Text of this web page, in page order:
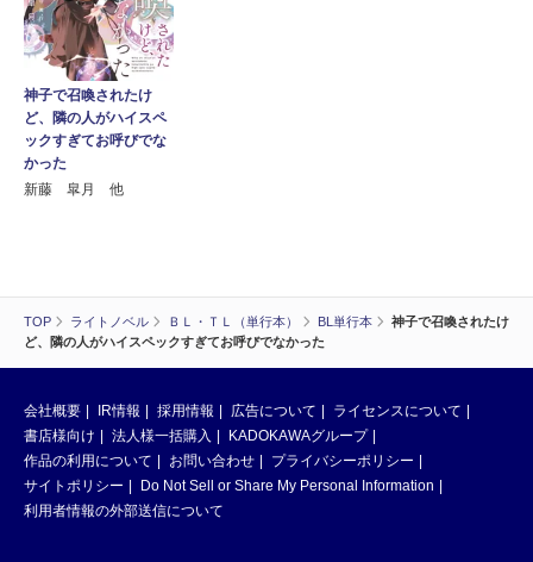
TOP ライトノベル ＢＬ・ＴＬ（単行本） BL単行本
神子で召喚されたけ
ど、隣の人がハイスペックすぎてお呼びでなかった
神子で召喚されたけ
ど、隣の人がハイスペ
ックすぎてお呼びでな
かった
新藤 皐月 他
会社概要 IR情報 採用情報 広告について
ライセンスについて
書店様向け
法人様一括購入
KADOKAWAグループ
作品の利用について
お問い合わせ
プライバシーポリシー
サイトポリシー
Do Not Sell or Share My Personal Information
利用者情報の外部送信について